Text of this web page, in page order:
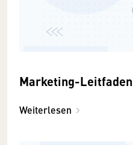
Marketing-Leitfaden
Weiterlesen